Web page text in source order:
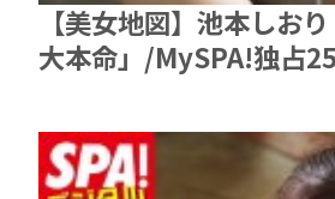
【美女地図】池本しお
大本命」/MySPA!独占